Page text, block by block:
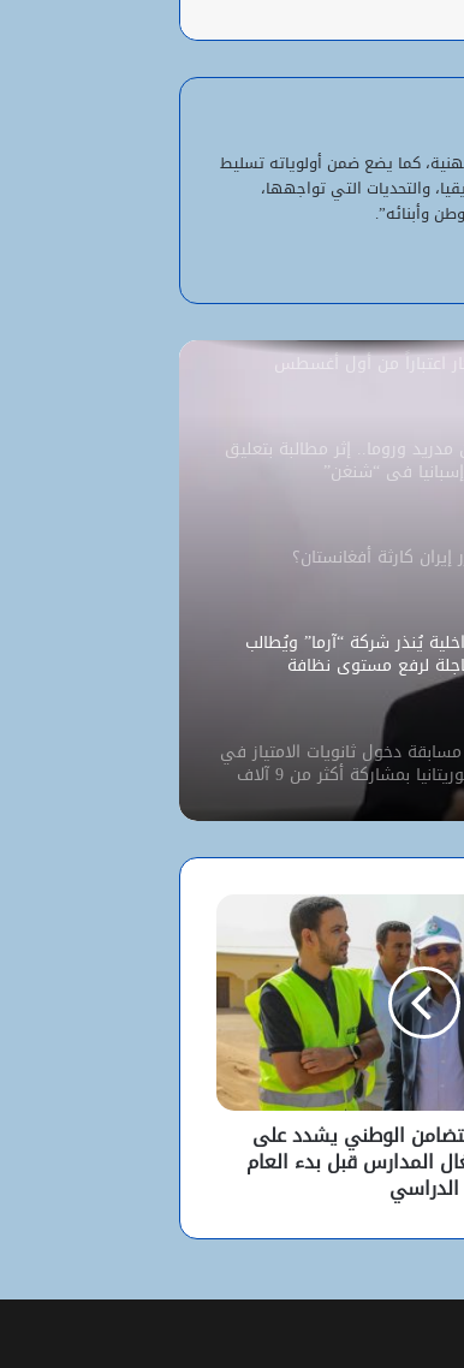
كما يضع ضمن أولوياته تسليط
والتحديات التي تواجهها،
وأبنائه”.
وكوركول (الجمعة)
أرست أسساً لاقتصاد أكثر
وسيادة
يتصدر خدمات الدفع الإلكتروني
تحيل طلبات التأشيرة
اعتباراً من أول أغسطس
مدريد وروما.. إثر مطالبة بتعليق
في “شنغن”
كارثة أفغانستان؟
يُنذر شركة “آرما” ويُطالب
لرفع مستوى نظافة
دخول ثانويات الامتياز في
عموم موريتانيا بمشاركة أكثر من 9 آلاف
الاحتلال سلاح الإبعاد للتفرد
يفتح أخطر ملفات كورونا..
داخل مختبر ووهان؟
المطرية في ولايتي
وكوركول (الجمعة)
أرست أسساً لاقتصاد أكثر
وسيادة
يتصدر خدمات الدفع الإلكتروني
الوطني يشدد على
المدارس قبل بدء العام
الدراسي